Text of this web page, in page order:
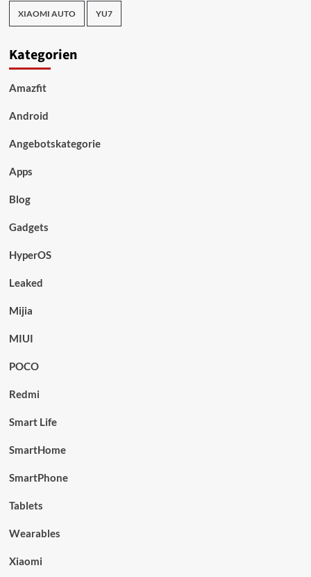
XIAOMI AUTO YU7
Kategorien
Amazfit
Android
Angebotskategorie
Apps
Blog
Gadgets
HyperOS
Leaked
Mijia
MIUI
POCO
Redmi
Smart Life
SmartHome
SmartPhone
Tablets
Wearables
Xiaomi